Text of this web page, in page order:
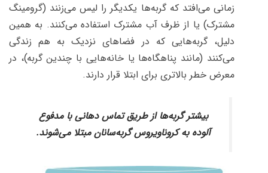
زمانی می‌افتد که گربه‌ها یکدیگر را لیس می‌زنند (گرومینگ
مشترک) یا از ظرف آب مشترک استفاده می‌کنند. به همین
دلیل، گربه‌هایی که در فضا‌های نزدیک به هم زندگی
می‌کنند (مانند پناهگاه‌ها یا خانه‌هایی با چندین گربه)، در
معرض خطر بالاتری برای ابتلا قرار دارند.
بیشتر گربه‌ها از طریق تماس دهانی با مدفوع
آلوده به کروناویروس گربه‌سانان مبتلا می‌شوند.